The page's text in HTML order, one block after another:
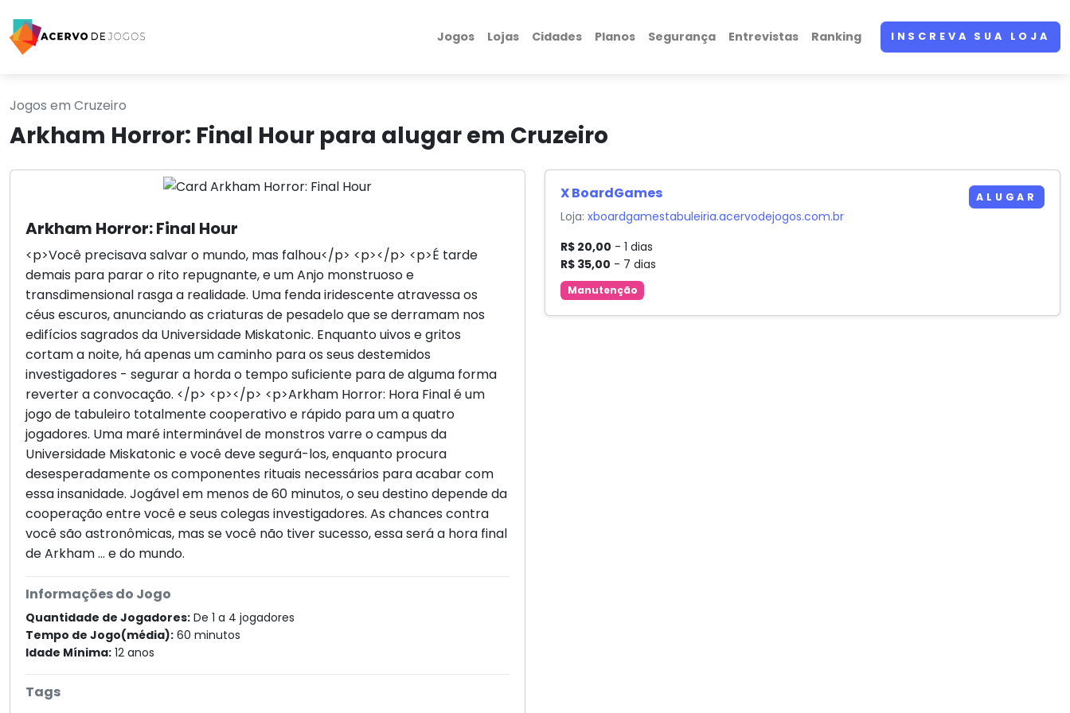
Jogos Lojas Cidades Planos Segurança Entrevistas Ranking INSCREVA SUA LOJA
Jogos em Cruzeiro
Arkham Horror: Final Hour para alugar em Cruzeiro
Arkham Horror: Final Hour
<p>Você precisava salvar o mundo, mas falhou</p> <p></p> <p>É tarde
demais para parar o rito repugnante, e um Anjo monstruoso e
transdimensional rasga a realidade. Uma fenda iridescente atravessa os
céus escuros, anunciando as criaturas de pesadelo que se derramam nos
edifícios sagrados da Universidade Miskatonic. Enquanto uivos e gritos
cortam a noite, há apenas um caminho para os seus destemidos
investigadores - segurar a horda o tempo suficiente para de alguma forma
reverter a convocação. </p> <p></p> <p>Arkham Horror: Hora Final é um
jogo de tabuleiro totalmente cooperativo e rápido para um a quatro
jogadores. Uma maré interminável de monstros varre o campus da
Universidade Miskatonic e você deve segurá-los, enquanto procura
desesperadamente os componentes rituais necessários para acabar com
essa insanidade. Jogável em menos de 60 minutos, o seu destino depende da
cooperação entre você e seus colegas investigadores. As chances contra
você são astronômicas, mas se você não tiver sucesso, essa será a hora final
de Arkham ... e do mundo.
Informações do Jogo
Quantidade de Jogadores: De 1 a 4 jogadores
Tempo de Jogo(média): 60 minutos
Idade Mínima: 12 anos
Tags
X BoardGames
Loja:xboardgamestabuleiria.acervodejogos.com.br
R$ 20,00 - 1 dias
R$ 35,00 - 7 dias
Manutenção
ALUGAR